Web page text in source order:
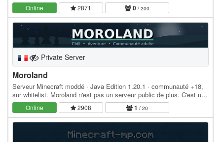
Online 2871 0 / 200
Private Server
Moroland
Serveur Minecraft moddé · Java Edition 1.20.1 · communauté +18,
sur whitelist. Moroland n'est pas un serveur public de plus. C'est une
petite communauté d'adultes qui…
Online 2908 1 / 20